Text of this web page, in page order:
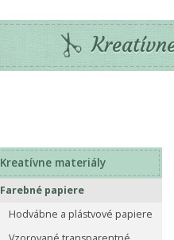
Kreatívne materiály
Farebné papiere
Hodvábne a plástvové papiere